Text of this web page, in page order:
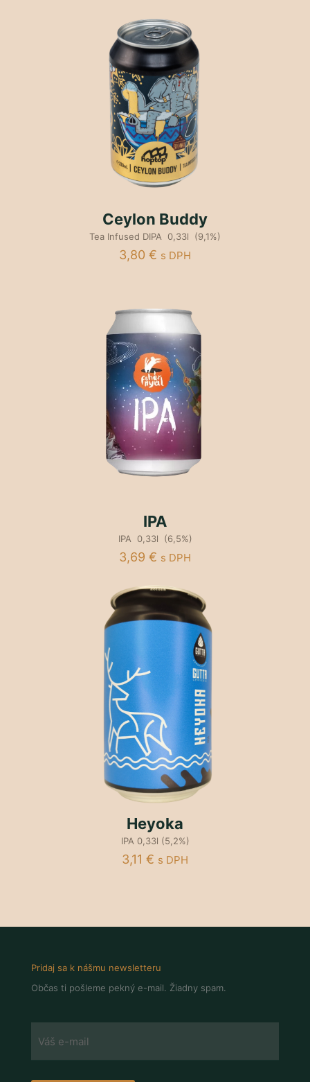
Ceylon Buddy
Tea Infused DIPA 0,33l (9,1%)
3,80 € s DPH
IPA
IPA 0,33l (6,5%)
3,69 € s DPH
Heyoka
IPA 0,33l (5,2%)
3,11 € s DPH
Pridaj sa k nášmu newsletteru
Občas ti pošleme pekný e-mail. Žiadny spam.